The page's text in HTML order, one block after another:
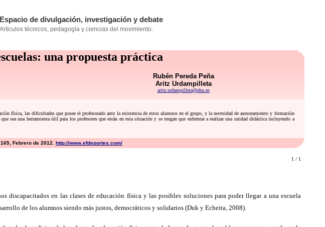
una propuesta práctica
Rubén Pereda Peña
Aritz Urdampilleta
aritz.urdampilleta@ehu.es
física, las dificultades que posee el profesorado ante la existencia de estos alumnos en el grupo, y la necesidad de asesoramiento y formación
sea una herramienta útil para los profesores que están en esta situación y se tengan que enfrentar a realizar una unidad didáctica incluyendo a
Febrero de 2012. http://www.efdeportes.com/
1 / 1
en las clases de educación física y las posibles soluciones para poder llegar a una escuela
de los alumnos siendo más justos, democráticos y solidarios (Duk y Echeita, 2008).